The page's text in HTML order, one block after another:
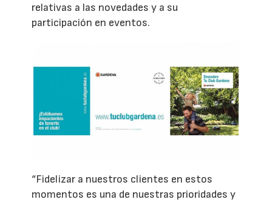
relativas a las novedades y a su
participación en eventos.
“Fidelizar a nuestros clientes en estos
momentos es una de nuestras prioridades y